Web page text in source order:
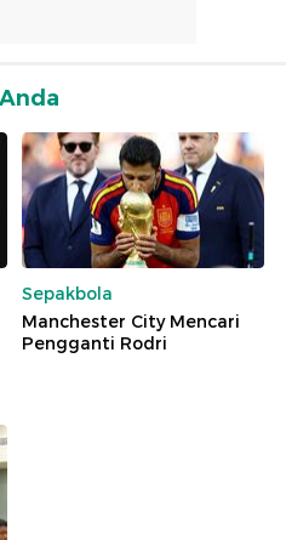
Sepakbola
Manchester City Mencari
Pengganti Rodri